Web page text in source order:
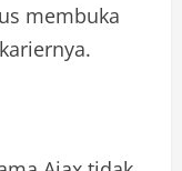
membuka